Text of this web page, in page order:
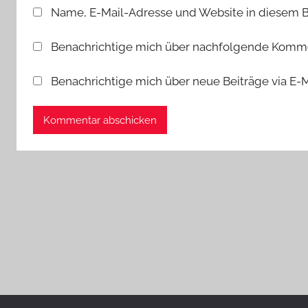
k
Name, E-Mail-Adresse und Website in diesem
Benachrichtige mich über nachfolgende
Benachrichtige mich über neue Beiträge via E-